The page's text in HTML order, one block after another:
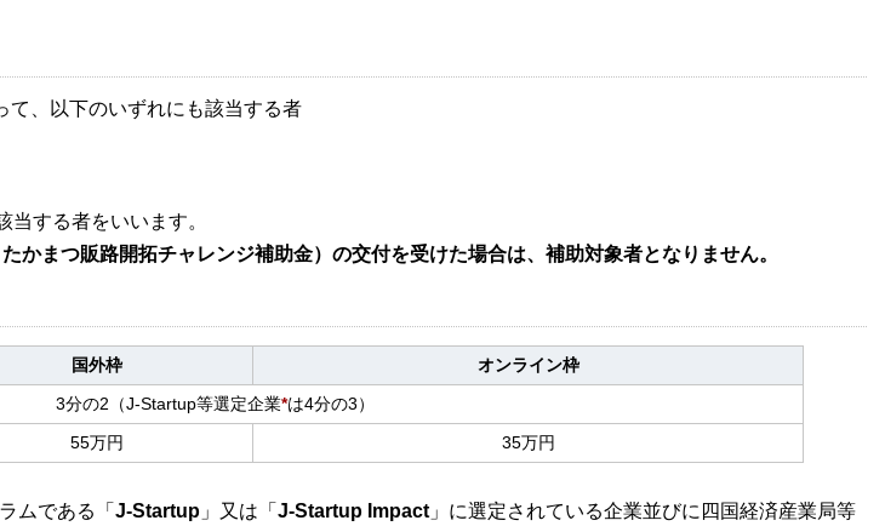
て、以下のいずれにも該当する者
する者をいいます。
まつ販路開拓チャレンジ補助金）の交付を受けた場合は、補助対象者となりません。
国外枠 オンライン枠
3分の2（J-Startup等選定企業*は4分の3）
55万円 35万円
ムである「 J-Startup 」又は「 J-Startup Impact 」に選定されている企業並びに四国経済産業局等